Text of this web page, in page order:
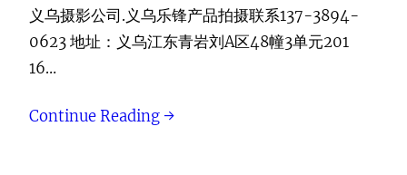
义乌摄影公司.义乌乐锋产品拍摄联系137-3894-
0623 地址：义乌江东青岩刘A区48幢3单元201
16…
Continue Reading →